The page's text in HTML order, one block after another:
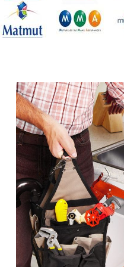
Saint-
installateur de
changement
Germain-
Germain-
réparation de
Germain-
urgence
l’Auxerrois
installation de
l’Auxerrois
contre
sanitaires.
effet
pour l’ampleur
prestation,
jour de
effet, si un
en soirée, durant
de jours fériés,
élevé qu’en
bureau. Enfin, si
doivent être